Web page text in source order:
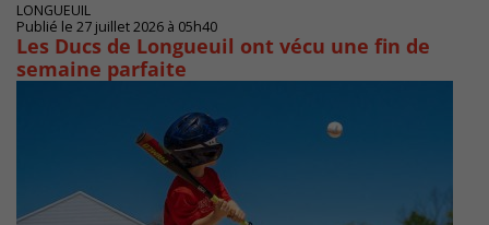
LONGUEUIL
Publié le 27 juillet 2026 à 05h40
Les Ducs de Longueuil ont vécu une fin de
semaine parfaite